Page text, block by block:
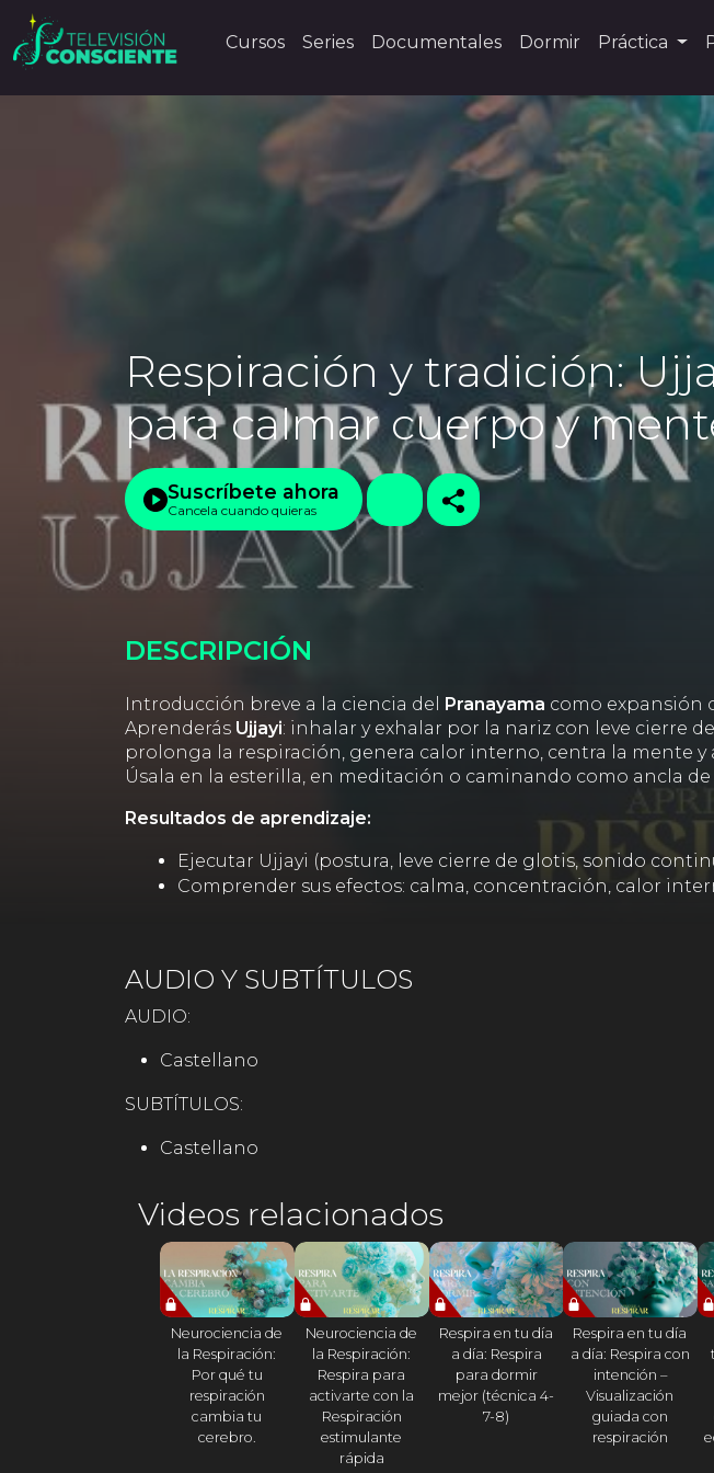
Cursos Series Documentales Dormir Práctica
Respiración y tradición:
para calmar cuerpo y
Suscríbete ahora
Cancela cuando quieras
DESCRIPCIÓN
Introducción breve a la ciencia del Pranayama como expansión
Aprenderás Ujjayi: inhalar y exhalar por la nariz con leve cierre
prolonga la respiración, genera calor interno, centra la mente y
Úsala en la esterilla, en meditación o caminando como ancla de
Resultados de aprendizaje:
Ejecutar Ujjayi (postura, leve cierre de glotis, sonido
Comprender sus efectos: calma, concentración, calor
AUDIO Y SUBTÍTULOS
AUDIO:
Castellano
SUBTÍTULOS:
Castellano
Videos relacionados
Neurociencia de
la Respiración:
Por qué tu
respiración
cambia tu
cerebro.
Neurociencia de
la Respiración:
Respira para
activarte con la
Respiración
estimulante
rápida
Respira en tu día
a día: Respira
para dormir
mejor (técnica 4-
7-8)
Respira en tu día
a día: Respira con
intención –
Visualización
guiada con
respiración